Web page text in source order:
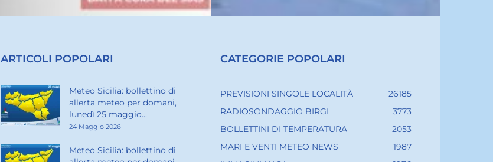
ARTICOLI POPOLARI
Meteo Sicilia: bollettino di
allerta meteo per domani,
lunedì 25 maggio...
24 Maggio 2026
Meteo Sicilia: bollettino di
CATEGORIE POPOLARI
PREVISIONI SINGOLE LOCALITÀ
26185
RADIOSONDAGGIO BIRGI
3773
BOLLETTINI DI TEMPERATURA
2053
MARI E VENTI METEO NEWS
1987